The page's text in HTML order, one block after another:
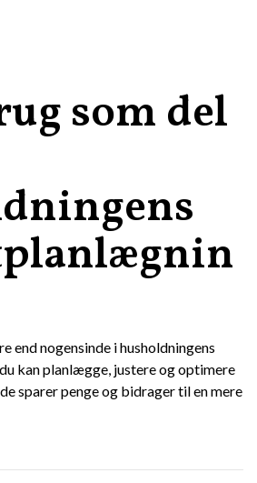
som del
end nogensinde i husholdningens
kan planlægge, justere og optimere
sparer penge og bidrager til en mere